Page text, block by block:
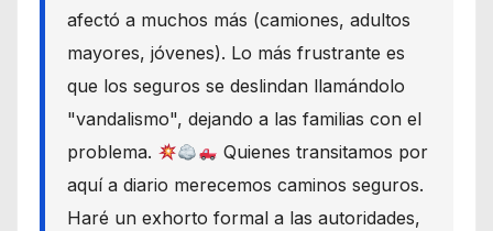
afectó a muchos más (camiones, adultos
mayores, jóvenes). Lo más frustrante es
que los seguros se deslindan llamándolo
"vandalismo", dejando a las familias con el
problema.
Quienes transitamos por
aquí a diario merecemos caminos seguros.
Haré un exhorto formal a las autoridades,